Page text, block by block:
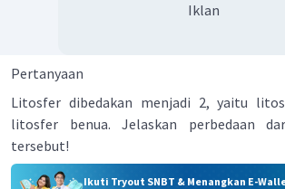
Iklan
Pertanyaan
Litosfer dibedakan menjadi 2, yaitu
litosfer benua. Jelaskan perbedaan
tersebut!
Ikuti Tryout SNBT & Menangkan E-